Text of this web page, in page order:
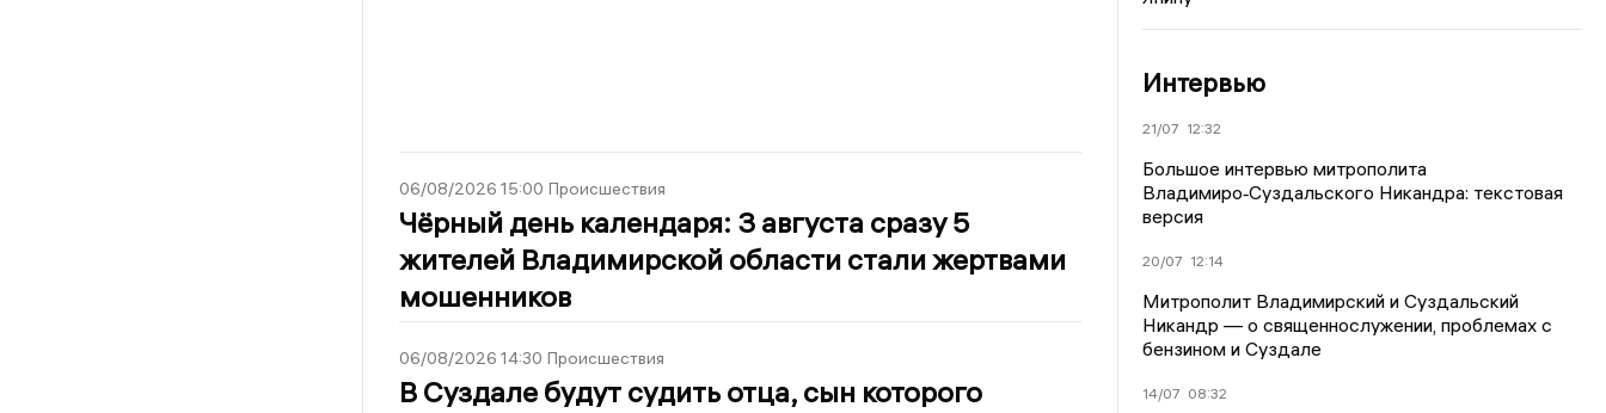
06/08/2026 15:00 Происшествия
Чёрный день календаря: 3 августа сразу 5
жителей Владимирской области стали жертвами
мошенников
06/08/2026 14:30 Происшествия
В Суздале будут судить отца, сын которого
Интервью
21/07 12:32
Большое интервью митрополита
Владимиро‑Суздальского Никандра: текстовая
версия
20/07 12:14
Митрополит Владимирский и Суздальский
Никандр — о священнослужении, проблемах с
бензином и Суздале
14/07 08:32